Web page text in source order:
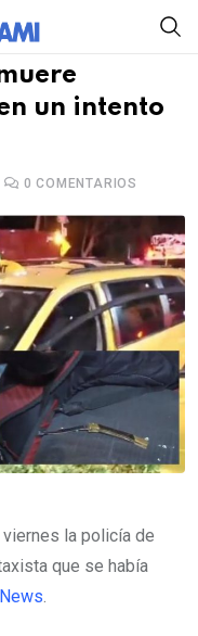
un intento
0 COMENTARIOS
la policía de
que se había
.